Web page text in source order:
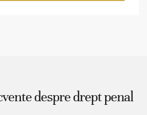
despre drept penal